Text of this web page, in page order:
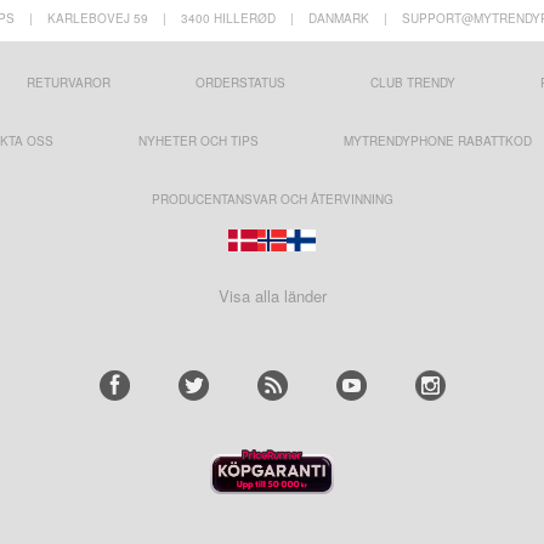
| KARLEBOVEJ 59 | 3400 HILLERØD | DANMARK |
RETURVAROR ORDERSTATUS CLUB TRENDY
OSS NYHETER OCH TIPS MYTRENDYPHONE RABATTKOD
PRODUCENTANSVAR OCH ÅTERVINNING
Visa alla länder